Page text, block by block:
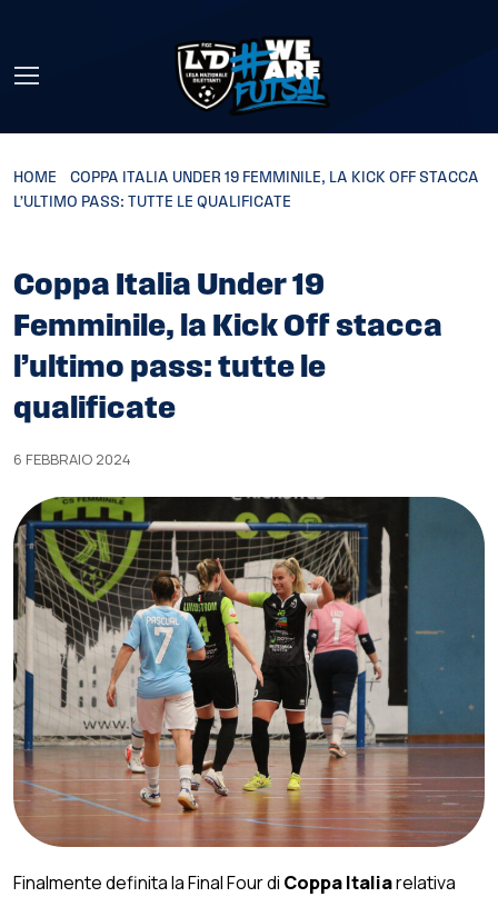
HOME
COPPA ITALIA UNDER 19 FEMMINILE, LA KICK OFF STACCA
L’ULTIMO PASS: TUTTE LE QUALIFICATE
Coppa Italia Under 19
Femminile, la Kick Off stacca
l’ultimo pass: tutte le
qualificate
6 FEBBRAIO 2024
Finalmente definita la Final Four di Coppa Italiarelativa